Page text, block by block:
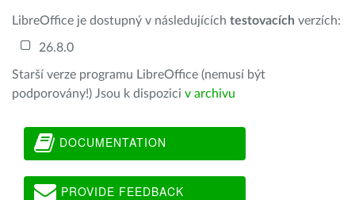
LibreOffice je dostupný v následujících testovacích verzích:
26.8.0
Starší verze programu LibreOffice (nemusí být
podporovány!) Jsou k dispozici v archivu
DOCUMENTATION
PROVIDE FEEDBACK